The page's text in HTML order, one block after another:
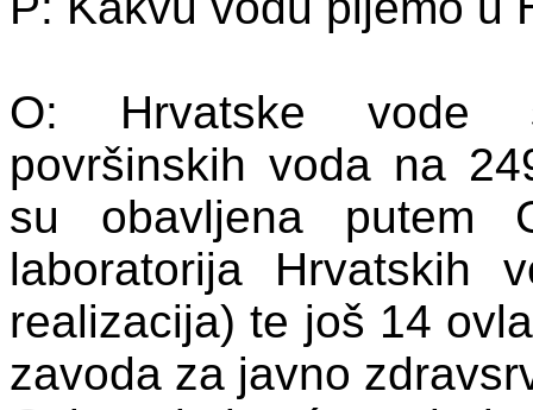
O: Hrvatske vode
površinskih voda na
su obavljena putem
laboratorija Hrvatskih
realizacija) te još 14
zavoda za javno